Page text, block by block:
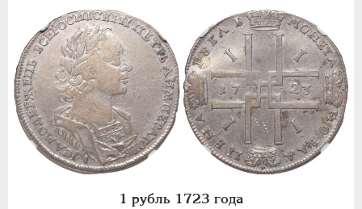
1 рубль 1723 года